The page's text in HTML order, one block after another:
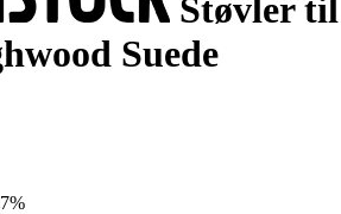
Støvler til
Suede